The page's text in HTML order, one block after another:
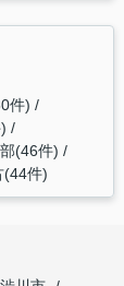
件)
(46件)
件)